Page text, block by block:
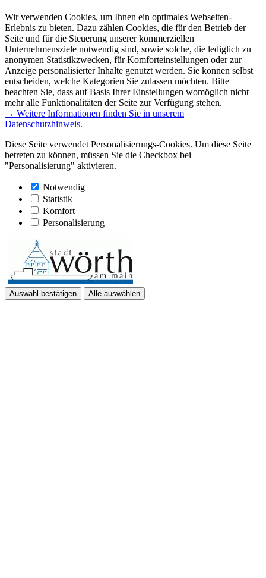
Wir verwenden Cookies, um Ihnen ein optimales Webseiten-
Erlebnis zu bieten. Dazu zählen Cookies, die für den Betrieb der
Seite und für die Steuerung unserer kommerziellen
Unternehmensziele notwendig sind, sowie solche, die lediglich zu
anonymen Statistikzwecken, für Komforteinstellungen oder zur
Anzeige personalisierter Inhalte genutzt werden. Sie können selbst
entscheiden, welche Kategorien Sie zulassen möchten. Bitte
beachten Sie, dass auf Basis Ihrer Einstellungen womöglich nicht
mehr alle Funktionalitäten der Seite zur Verfügung stehen.
→ Weitere Informationen finden Sie in unserem
Datenschutzhinweis.
Diese Seite verwendet Personalisierungs-Cookies. Um diese Seite
betreten zu können, müssen Sie die Checkbox bei
"Personalisierung" aktivieren.
Notwendig
Statistik
Komfort
Personalisierung
Auswahl bestätigen Alle auswählen